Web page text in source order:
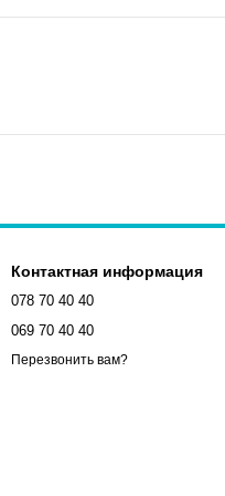
Контактная информация
078 70 40 40
069 70 40 40
Перезвонить вам?